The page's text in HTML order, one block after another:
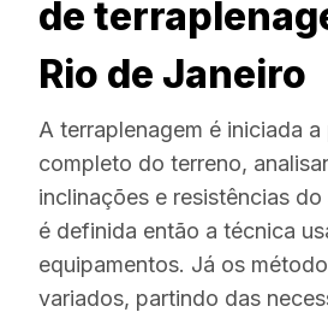
de
Rio de Janeiro
A terraplenagem é iniciada
completo do terreno,
inclinações e resistências
é definida então a técnica
equipamentos. Já os
variados, partindo das